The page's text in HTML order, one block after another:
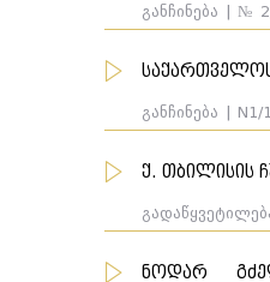
განჩინება | №
ლამარა
განჩინება |
შაშკინი,
ქ. თბილისის
მეფარიშვილი,
ნოდარ